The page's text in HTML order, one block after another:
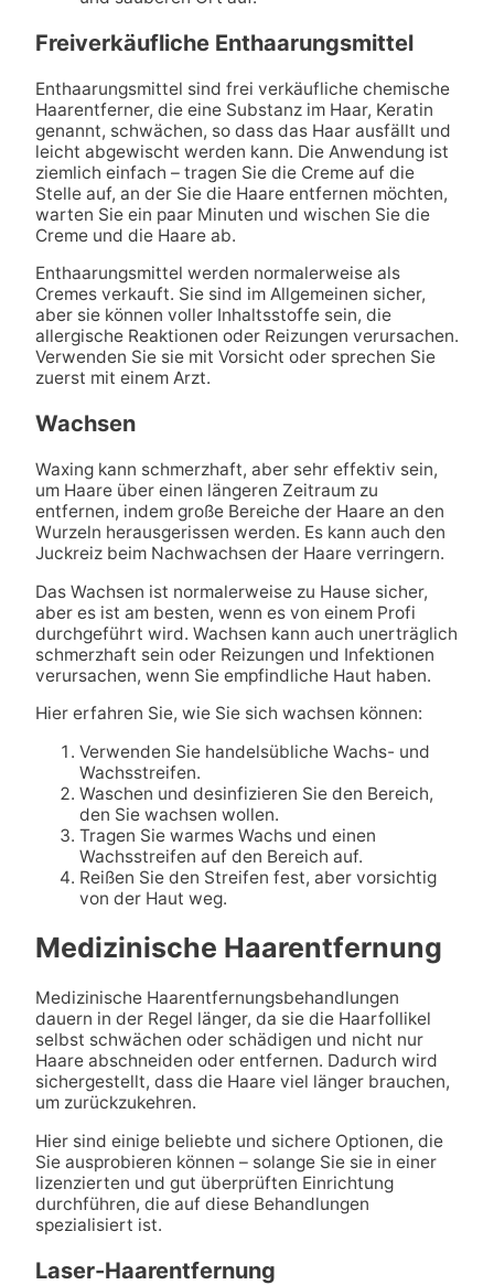
Freiverkäufliche Enthaarungsmittel
Enthaarungsmittel sind frei verkäufliche chemische
Haarentferner, die eine Substanz im Haar, Keratin
genannt, schwächen, so dass das Haar ausfällt und
leicht abgewischt werden kann. Die Anwendung ist
ziemlich einfach – tragen Sie die Creme auf die
Stelle auf, an der Sie die Haare entfernen möchten,
warten Sie ein paar Minuten und wischen Sie die
Creme und die Haare ab.
Enthaarungsmittel werden normalerweise als
Cremes verkauft. Sie sind im Allgemeinen sicher,
aber sie können voller Inhaltsstoffe sein, die
allergische Reaktionen oder Reizungen verursachen.
Verwenden Sie sie mit Vorsicht oder sprechen Sie
zuerst mit einem Arzt.
Wachsen
Waxing kann schmerzhaft, aber sehr effektiv sein,
um Haare über einen längeren Zeitraum zu
entfernen, indem große Bereiche der Haare an den
Wurzeln herausgerissen werden. Es kann auch den
Juckreiz beim Nachwachsen der Haare verringern.
Das Wachsen ist normalerweise zu Hause sicher,
aber es ist am besten, wenn es von einem Profi
durchgeführt wird. Wachsen kann auch unerträglich
schmerzhaft sein oder Reizungen und Infektionen
verursachen, wenn Sie empfindliche Haut haben.
Hier erfahren Sie, wie Sie sich wachsen können:
Verwenden Sie handelsübliche Wachs- und
Wachsstreifen.
Waschen und desinfizieren Sie den Bereich,
den Sie wachsen wollen.
Tragen Sie warmes Wachs und einen
Wachsstreifen auf den Bereich auf.
Reißen Sie den Streifen fest, aber vorsichtig
von der Haut weg.
Medizinische Haarentfernung
Medizinische Haarentfernungsbehandlungen
dauern in der Regel länger, da sie die Haarfollikel
selbst schwächen oder schädigen und nicht nur
Haare abschneiden oder entfernen. Dadurch wird
sichergestellt, dass die Haare viel länger brauchen,
um zurückzukehren.
Hier sind einige beliebte und sichere Optionen, die
Sie ausprobieren können – solange Sie sie in einer
lizenzierten und gut überprüften Einrichtung
durchführen, die auf diese Behandlungen
spezialisiert ist.
Laser-Haarentfernung